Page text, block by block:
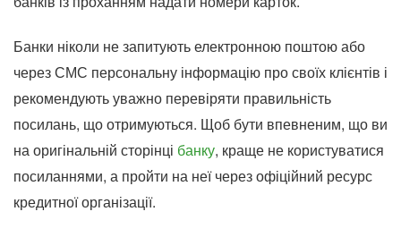
Банки ніколи не запитують електронною поштою або
через СМС персональну інформацію про своїх клієнтів і
рекомендують уважно перевіряти правильність
посилань, що отримуються. Щоб бути впевненим, що ви
на оригінальній сторінці банку, краще не користуватися
посиланнями, а пройти на неї через офіційний ресурс
кредитної організації.